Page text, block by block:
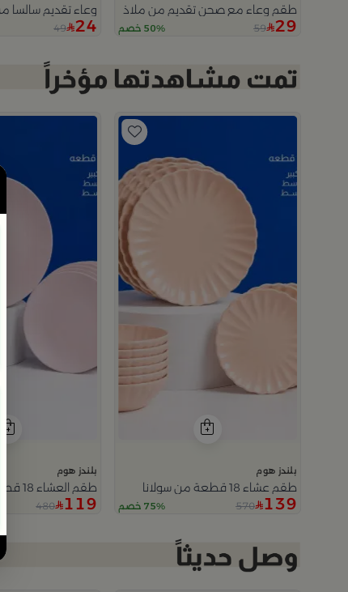
طقم وعاء مع صحن تقديم من ملاذ
29
59 50% خصم
وعاء تقديم سالسا
24
49
بلندز هوم
طقم عشاء 18 قطعة من سولانا
139
570 75% خصم
بلندز هوم
طقم العشاء 18 قطعة من سولانا
119
480